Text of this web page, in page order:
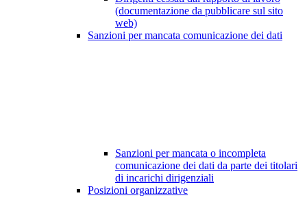
(documentazione da pubblicare sul sito
web)
Sanzioni per mancata comunicazione dei dati
Sanzioni per mancata o incompleta
comunicazione dei dati da parte dei titolari
di incarichi dirigenziali
Posizioni organizzative